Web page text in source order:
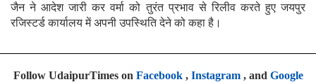
जैन ने आदेश जारी कर वर्मा को तुरंत प्रभाव से रिलीव करते हुए जयपुर
रजिस्टर्ड कार्यालय में अपनी उपस्थिति देने को कहा है।
Follow UdaipurTimes on Facebook, Instagram, and Google